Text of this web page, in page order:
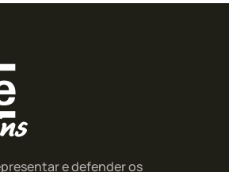
e defender os